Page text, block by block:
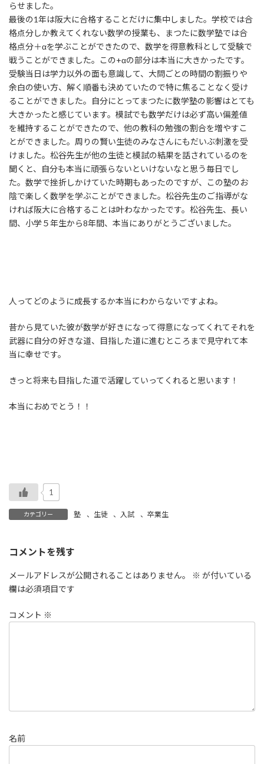
らせました。
最後の1年は阪大に合格することだけに集中しました。学校では合
格点分しか教えてくれない数学の授業も、まつたに数学塾では合
格点分＋αを学ぶことができたので、数学を得意教科として受験で
戦うことができました。この+αの部分は本当に大きかったです。
受験当日は学力以外の面も意識して、大問ごとの時間の割振りや
余白の使い方、解く順番も決めていたので特に焦ることなく受け
ることができました。自分にとってまつたに数学塾の影響はとても
大きかったと感じています。模試でも数学だけは必ず高い偏差値
を維持することができたので、他の教科の勉強の割合を増やすこ
とができました。周りの賢い生徒のみなさんにもだいぶ刺激を受
けました。松谷先生が他の生徒と模試の結果を話されているのを
聞くと、自分も本当に頑張らないといけないなと思う毎日でし
た。数学で挫折しかけていた時期もあったのですが、この塾のお
陰で楽しく数学を学ぶことができました。松谷先生のご指導がな
ければ阪大に合格することは叶わなかったです。松谷先生、長い
間、小学５年生から8年間、本当にありがとうございました。
人ってどのように成長するか本当にわからないですよね。
昔から見ていた彼が数学が好きになって得意になってくれてそれを
武器に自分の好きな道、目指した道に進むところまで見守れて本
当に幸せです。
きっと将来も目指した道で活躍していってくれると思います！
本当におめでとう！！
1
カテゴリー 塾 、 生徒 、 入試 、 卒業生
コメントを残す
メールアドレスが公開されることはありません。 ※ が付いている
欄は必須項目です
コメント ※
名前